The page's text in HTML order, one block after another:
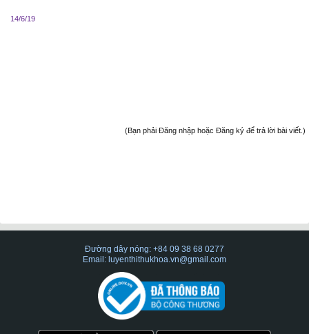
14/6/19
(Bạn phải Đăng nhập hoặc Đăng ký để trả lời bài viết.)
Đường dây nóng: +84 09 38 68 0277
Email: luyenthithukhoa.vn@gmail.com